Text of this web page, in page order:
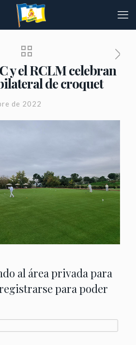
y el RCLM celebran
de croquet
de 2022
al área privada para
para poder